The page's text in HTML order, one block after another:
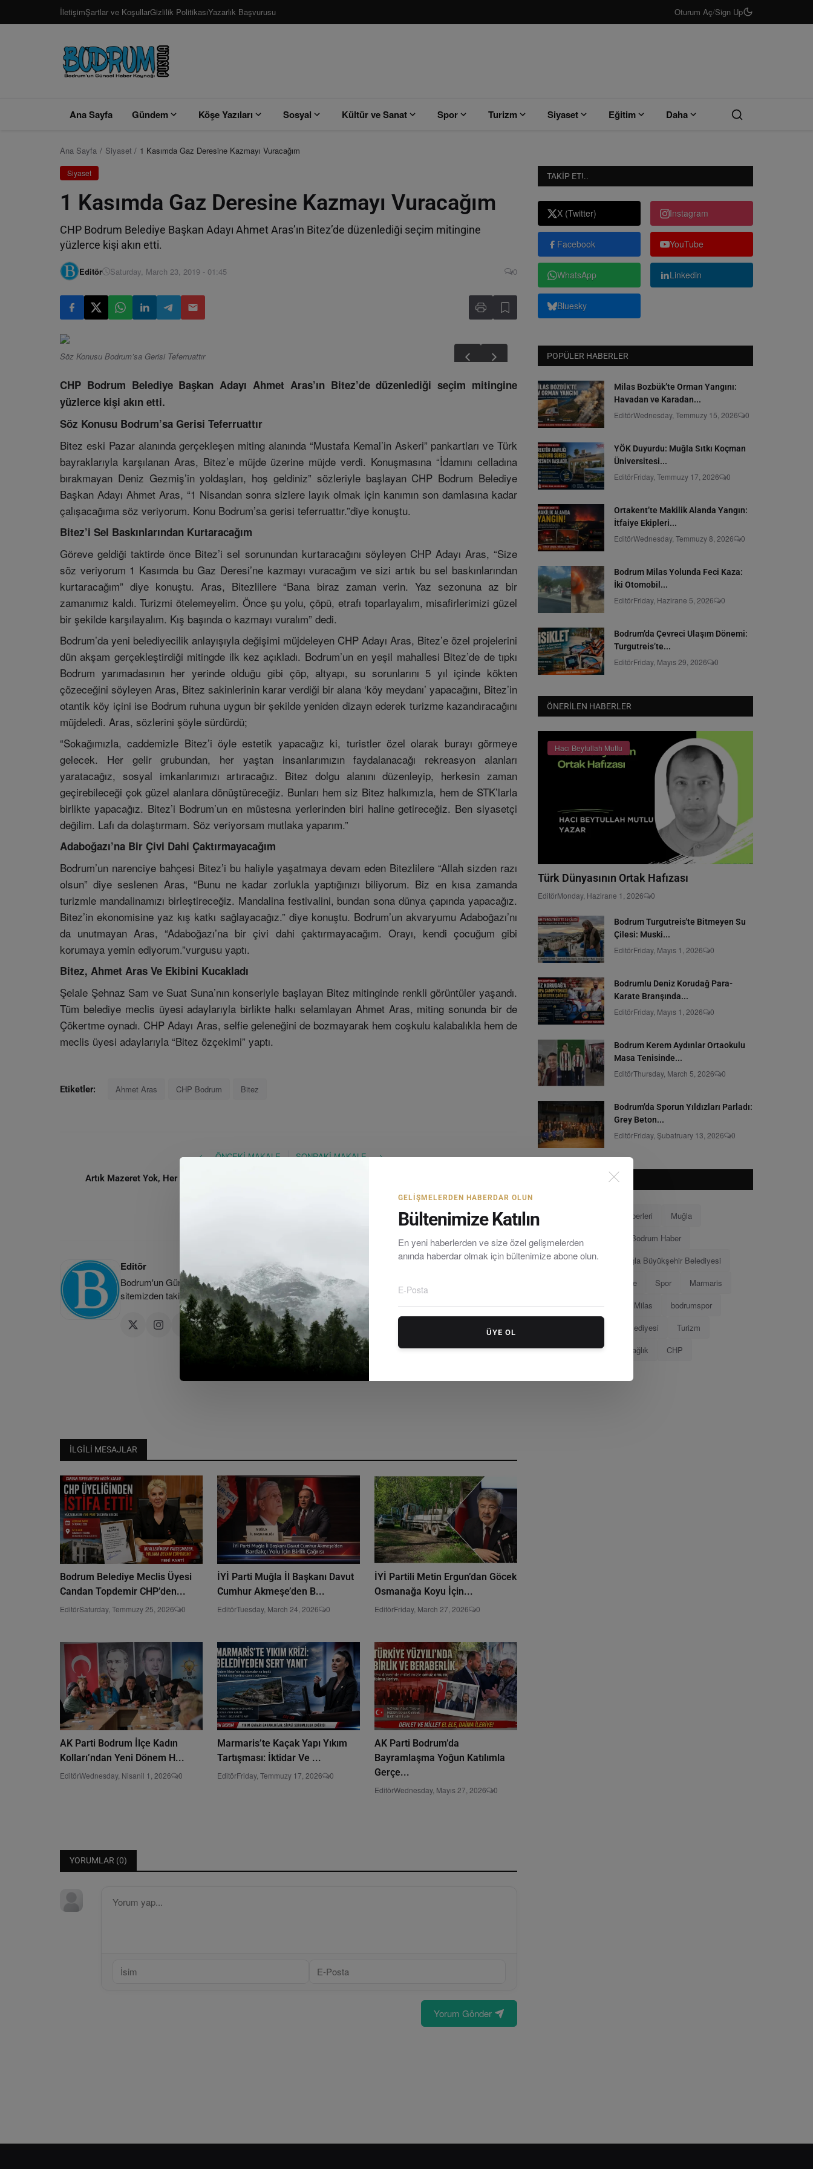
İletişimŞartlar ve KoşullarGizlilik PolitikasıYazarlık Başvurusu Oturum Aç/Sign Up
Ana Sayfa Gündem Köşe Yazıları Sosyal Kültür ve Sanat Spor Turizm Siyaset Eğitim Daha
Ana Sayfa Siyaset 1 Kasımda Gaz Deresine Kazmayı Vuracağım
Siyaset
1 Kasımda Gaz Deresine Kazmayı Vuracağım
CHP Bodrum Belediye Başkan Adayı Ahmet Aras’ın Bitez’de düzenlediği seçim mitingine
yüzlerce kişi akın etti.
Editör Saturday, March 23, 2019 - 01:45 0
Söz Konusu Bodrum’sa Gerisi Teferruattır
CHP Bodrum Belediye Başkan Adayı Ahmet Aras’ın Bitez’de düzenlediği seçim mitingine
yüzlerce kişi akın etti.
Söz Konusu Bodrum’sa Gerisi Teferruattır
Bitez eski Pazar alanında gerçekleşen miting alanında “Mustafa Kemal’in Askeri” pankartları ve Türk
bayraklarıyla karşılanan Aras, Bitez’e müjde üzerine müjde verdi. Konuşmasına “İdamını celladına
bırakmayan Deniz Gezmiş’in yoldaşları, hoş geldiniz” sözleriyle başlayan CHP Bodrum Belediye
Başkan Adayı Ahmet Aras, “1 Nisandan sonra sizlere layık olmak için kanımın son damlasına kadar
çalışacağıma söz veriyorum. Konu Bodrum’sa gerisi teferruattır.”diye konuştu.
Bitez’i Sel Baskınlarından Kurtaracağım
Göreve geldiği taktirde önce Bitez’i sel sorunundan kurtaracağını söyleyen CHP Adayı Aras, “Size
söz veriyorum 1 Kasımda bu Gaz Deresi’ne kazmayı vuracağım ve sizi artık bu sel baskınlarından
kurtaracağım” diye konuştu. Aras, Bitezlilere “Bana biraz zaman verin. Yaz sezonuna az bir
zamanımız kaldı. Turizmi ötelemeyelim. Önce şu yolu, çöpü, etrafı toparlayalım, misafirlerimizi güzel
bir şekilde karşılayalım. Kış başında o kazmayı vuralım” dedi.
Bodrum’da yeni belediyecilik anlayışıyla değişimi müjdeleyen CHP Adayı Aras, Bitez’e özel projelerini
dün akşam gerçekleştirdiği mitingde ilk kez açıkladı. Bodrum’un en yeşil mahallesi Bitez’de de tıpkı
Bodrum yarımadasının her yerinde olduğu gibi çöp, altyapı, su sorunlarını 5 yıl içinde kökten
çözeceğini söyleyen Aras, Bitez sakinlerinin karar verdiği bir alana ‘köy meydanı’ yapacağını, Bitez’in
otantik köy içini ise Bodrum ruhuna uygun bir şekilde yeniden dizayn ederek turizme kazandıracağını
müjdeledi. Aras, sözlerini şöyle sürdürdü;
“Sokağımızla, caddemizle Bitez’i öyle estetik yapacağız ki, turistler özel olarak burayı görmeye
gelecek. Her gelir grubundan, her yaştan insanlarımızın faydalanacağı rekreasyon alanları
yaratacağız, sosyal imkanlarımızı artıracağız. Bitez dolgu alanını düzenleyip, herkesin zaman
geçirebileceği çok güzel alanlara dönüştüreceğiz. Bunları hem siz Bitez halkımızla, hem de STK’larla
birlikte yapacağız. Bitez’i Bodrum’un en müstesna yerlerinden biri haline getireceğiz. Ben siyasetçi
değilim. Lafı da dolaştırmam. Söz veriyorsam mutlaka yaparım.”
Adaboğazı’na Bir Çivi Dahi Çaktırmayacağım
Bodrum’un narenciye bahçesi Bitez’i bu haliyle yaşatmaya devam eden Bitezlilere “Allah sizden razı
olsun” diye seslenen Aras, “Bunu ne kadar zorlukla yaptığınızı biliyorum. Biz en kısa zamanda
turizmle mandalinamızı birleştireceğiz. Mandalina festivalini, bundan sona dünya çapında yapacağız.
Bitez’in ekonomisine yaz kış katkı sağlayacağız.” diye konuştu. Bodrum’un akvaryumu Adaboğazı’nı
da unutmayan Aras, “Adaboğazı’na bir çivi dahi çaktırmayacağım. Orayı, kendi çocuğum gibi
korumaya yemin ediyorum.”vurgusu yaptı.
Bitez, Ahmet Aras Ve Ekibini Kucakladı
Şelale Şehnaz Sam ve Suat Suna’nın konseriyle başlayan Bitez mitinginde renkli görüntüler yaşandı.
Tüm belediye meclis üyesi adaylarıyla birlikte halkı selamlayan Ahmet Aras, miting sonunda bir de
Çökertme oynadı. CHP Adayı Aras, selfie geleneğini de bozmayarak hem coşkulu kalabalıkla hem de
meclis üyesi adaylarıyla “Bitez özçekimi” yaptı.
Etiketler: Ahmet Aras CHP Bodrum Bitez
ÖNCEKI MAKALE
Artık Mazeret Yok, Her Sorunun Muhatabı Benim
SONRAKI MAKALE
Editör
Bodrum'un Güncel Haber Kaynağı | Bodrum yarımadasındaki en güncel haberleri tarafsız olarak
sitemizden takip edebilirsiniz.
İLGILI MESAJLAR
Bodrum Belediye Meclis Üyesi
Candan Topdemir CHP’den...
EditörSaturday, Temmuzy 25, 2026 0
İYİ Parti Muğla İl Başkanı Davut
Cumhur Akmeşe’den B...
EditörTuesday, March 24, 2026 0
İYİ Partili Metin Ergun’dan Göcek
Osmanağa Koyu İçin...
EditörFriday, March 27, 2026 0
AK Parti Bodrum İlçe Kadın
Kolları’ndan Yeni Dönem H...
EditörWednesday, Nisanil 1, 2026 0
Marmaris’te Kaçak Yapı Yıkım
Tartışması: İktidar Ve ...
EditörFriday, Temmuzy 17, 2026 0
AK Parti Bodrum’da
Bayramlaşma Yoğun Katılımla
Gerçe...
EditörWednesday, Mayıs 27, 2026 0
YORUMLAR (0)
Yorum Gönder
TAKIP ET!..
X (Twitter) Instagram
Facebook YouTube
WhatsApp Linkedin
Bluesky
POPÜLER HABERLER
Milas Bozbük’te Orman Yangını:
Havadan ve Karadan...
EditörWednesday, Temmuzy 15, 2026 0
YÖK Duyurdu: Muğla Sıtkı Koçman
Üniversitesi...
EditörFriday, Temmuzy 17, 2026 0
Ortakent’te Makilik Alanda Yangın:
İtfaiye Ekipleri...
EditörWednesday, Temmuzy 8, 2026 0
Bodrum Milas Yolunda Feci Kaza:
İki Otomobil...
EditörFriday, Hazirane 5, 2026 0
Bodrum’da Çevreci Ulaşım Dönemi:
Turgutreis’te...
EditörFriday, Mayıs 29, 2026 0
ÖNERILEN HABERLER
Hacı Beytullah Mutlu
Türk Dünyasının Ortak Hafızası
EditörMonday, Hazirane 1, 2026 0
Bodrum Turgutreis'te Bitmeyen Su
Çilesi: Muski...
EditörFriday, Mayıs 1, 2026 0
Bodrumlu Deniz Korudağ Para-
Karate Branşında...
EditörFriday, Mayıs 1, 2026 0
Bodrum Kerem Aydınlar Ortaokulu
Masa Tenisinde...
EditörThursday, March 5, 2026 0
Bodrum’da Sporun Yıldızları Parladı:
Grey Beton...
EditörFriday, Şubatruary 13, 2026 0
POPÜLER ETKILETLER
Bodrum Haberleri
Muğla
Bodrum Belediyesi
Bodrum Haber
Muğla Haberleri
Muğla Büyükşehir Belediyesi
Menteşe Spor
Marmaris
Menteşe Belediyesi
Milas
bodrumspor
Marmaris Belediyesi
Turizm
Tamer Mandalinci
Sağlık CHP
GELIŞMELERDEN HABERDAR OLUN
Bültenimize Katılın
En yeni haberlerden ve size özel gelişmelerden
anında haberdar olmak için bültenimize abone olun.
ÜYE OL